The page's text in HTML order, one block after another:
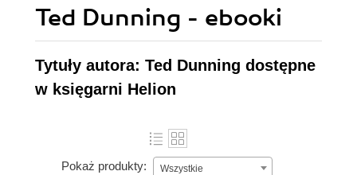
Ted Dunning - ebooki
Tytuły autora: Ted Dunning dostępne
w księgarni Helion
Pokaż produkty: Wszystkie